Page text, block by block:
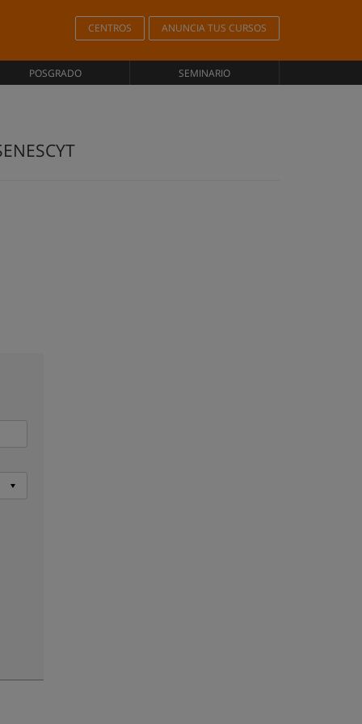
CENTROS ANUNCIA TUS CURSOS
POSGRADO SEMINARIO